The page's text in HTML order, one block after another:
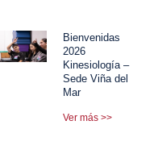
Bienvenidas
2026
Kinesiología –
Sede Viña del
Mar
Ver más >>